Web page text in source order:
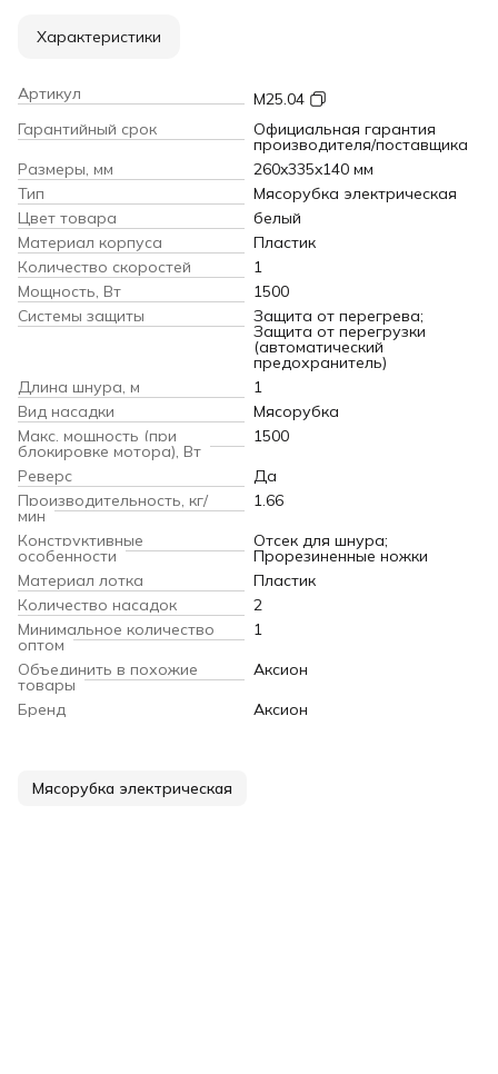
Характеристики
Артикул
М25.04
Гарантийный срок
Официальная гарантия
производителя/поставщика
Размеры, мм
260x335x140 мм
Тип
Мясорубка электрическая
Цвет товара
белый
Материал корпуса
Пластик
Количество скоростей
1
Мощность, Вт
1500
Системы защиты
Защита от перегрева;
Защита от перегрузки
(автоматический
предохранитель)
Длина шнура, м
1
Вид насадки
Мясорубка
Макс. мощность (при
блокировке мотора), Вт
1500
Реверс
Да
Производительность, кг/
мин
1.66
Конструктивные
особенности
Отсек для шнура;
Прорезиненные ножки
Материал лотка
Пластик
Количество насадок
2
Минимальное количество
оптом
1
Объединить в похожие
товары
Аксион
Бренд
Аксион
Мясорубка электрическая